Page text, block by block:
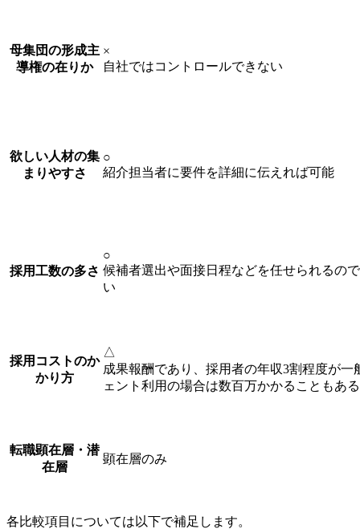
母集団の形成主
導権の在りか
×
自社ではコントロールできない
欲しい人材の集
まりやすさ
○
紹介担当者に要件を詳細に伝えれば可能
採用工数の多さ
○
候補者選出や面接日程などを任せられるの
い
採用コストのか
かり方
△
成果報酬であり、採用者の年収3割程度が一
ェント利用の場合は数百万かかることもあ
転職顕在層・潜
在層
顕在層のみ
各比較項目については以下で補足します。